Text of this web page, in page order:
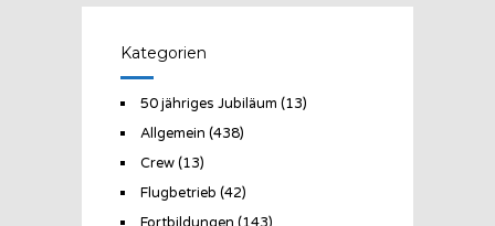
Kategorien
50 jähriges Jubiläum (13)
Allgemein (438)
Crew(13)
Flugbetrieb (42)
Fortbildungen (143)